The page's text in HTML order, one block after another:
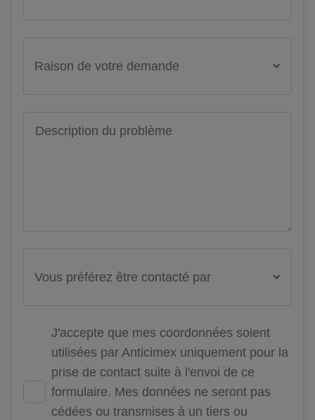
Raison de votre demande
Description du problème
Vous préférez être contacté par
J'accepte que mes coordonnées soient
utilisées par Anticimex uniquement pour la
prise de contact suite à l'envoi de ce
formulaire. Mes données ne seront pas
cédées ou transmises à un tiers ou